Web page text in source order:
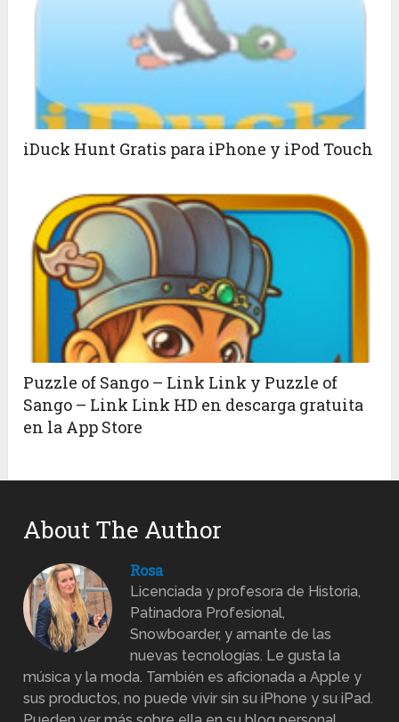
iDuck Hunt Gratis para iPhone y iPod Touch
Puzzle of Sango – Link Link y Puzzle of
Sango – Link Link HD en descarga gratuita
en la App Store
About The Author
Rosa
Licenciada y profesora de Historia,
Patinadora Profesional,
Snowboarder, y amante de las
nuevas tecnologías. Le gusta la
música y la moda. También es aficionada a Apple y
sus productos, no puede vivir sin su iPhone y su iPad.